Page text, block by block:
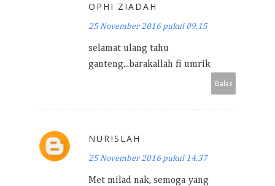
OPHI ZIADAH
25 November 2016 pukul 09.15
selamat ulang tahu
ganteng...barakallah fi umrik
Balas
NURISLAH
25 November 2016 pukul 14.37
Met milad nak, semoga yang